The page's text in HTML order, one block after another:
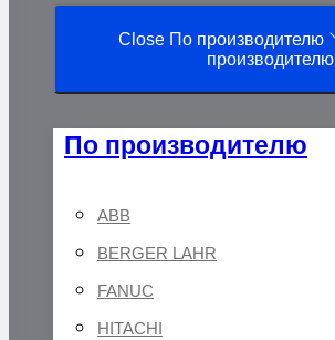
Close По производителю
производителю
По производителю
ABB
BERGER LAHR
FANUC
HITACHI